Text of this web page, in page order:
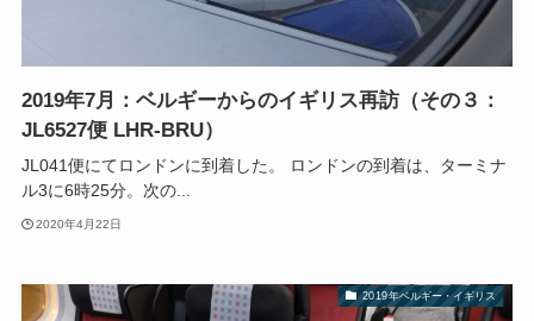
2019年7月：ベルギーからのイギリス再訪（その３：
JL6527便 LHR-BRU）
JL041便にてロンドンに到着した。 ロンドンの到着は、ターミナ
ル3に6時25分。次の...
2020年4月22日
2019年ベルギー・イギリス